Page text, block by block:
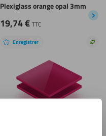
Plexiglass orange opal 3mm
19,74€ TTC
Enregistrer